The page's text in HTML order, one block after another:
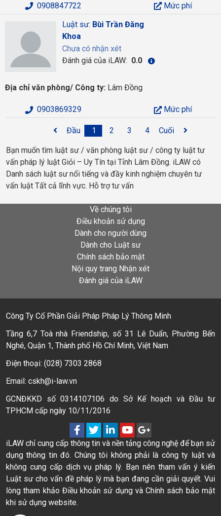
0908847722
Mức phí
Luật sư: Bùi Trần Đăng
Khoa
Chưa có nhận xét
Đánh giá của iLAW: 0.0
Địa chỉ văn phòng/ Công ty: Lâm Đồng
0903869329 Mức phí
Đầu 1 2 3 4 Cuối
Bạn muốn tìm luật sư / văn phòng luật sư / công ty luật tư
vấn pháp lý luật Giỏi – Uy Tín tại Tỉnh Lâm Đồng. iLAW có
Danh sách luật sư nổi tiếng và đầy kinh nghiệm chuyên tư
vấn luật Tất cả lĩnh vực. Hỗ trợ tư vấn
Về chúng tôi
Điều khoản sử dụng
Dành cho người dùng
Dành cho Luật sư
Chính sách bảo mật
Nội quy trang Nhận xét
Đánh giá của iLAW
Công Ty Cổ Phần Giải Pháp Pháp Lý Thông Minh
Tầng 6,7 Toà nhà Friendship, số 31 Lê Duẩn, Phường Bến
Nghé, Quận 1, Thành phố Hồ Chí Minh, Việt Nam
Điện thoại: (028) 7303 2868
Email: cskh@i-law.vn
GCNĐKKD số 0314107106 do Sở Kế hoạch và Đầu tư
TPHCM cấp ngày 10/11/2016
iLAW chỉ cung cấp thông tin và nền tảng công nghệ để bạn sử
dụng thông tin đó. Chúng tôi không phải là công ty luật và
không cung cấp dịch vụ pháp lý. Bạn nên tham vấn ý kiến
Luật sư cho vấn đề pháp lý mà bạn đang cần giải quyết. Vui
lòng tham khảo Điều khoản sử dụng và Chính sách bảo mật
khi sử dụng website.